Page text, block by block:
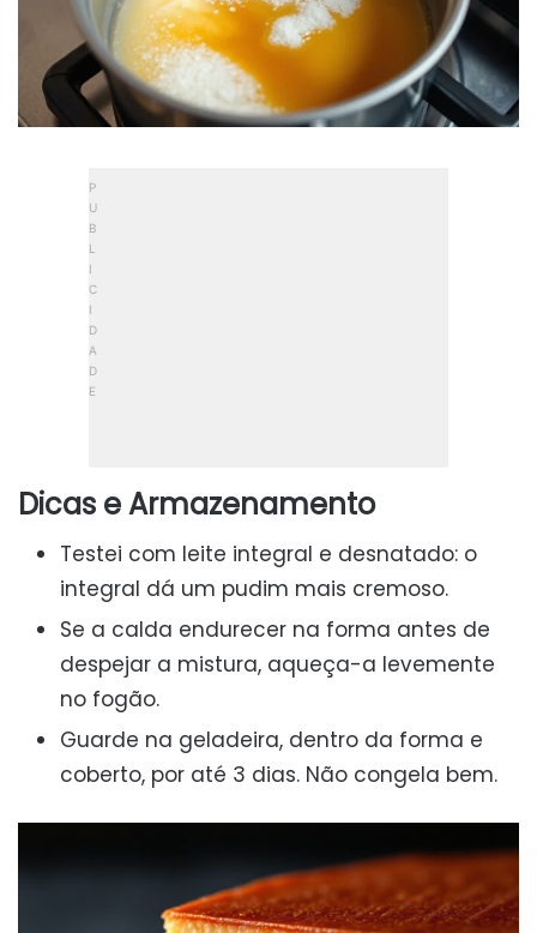
Dicas e Armazenamento
Testei com leite integral e desnatado: o
integral dá um pudim mais cremoso.
Se a calda endurecer na forma antes de
despejar a mistura, aqueça-a levemente
no fogão.
Guarde na geladeira, dentro da forma e
coberto, por até 3 dias. Não congela bem.